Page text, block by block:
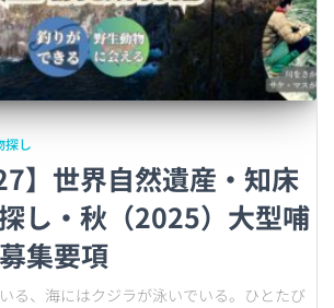
探し
】世界自然遺産・知床
し・秋（2025）大型哺
集要項
る、海にはクジラが泳いでいる。ひとたび